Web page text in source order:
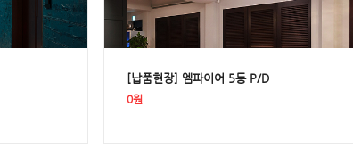
[납품현장] 엠파이어 5등 P/D
0원